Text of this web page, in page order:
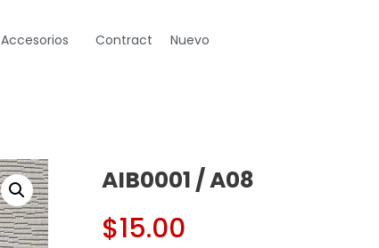
Accesorios Contract Nuevo
AIB0001 / A08
$15.00